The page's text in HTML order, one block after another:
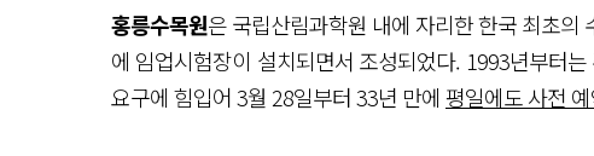
홍릉수목원은 국립산림과학원 내에 자리한 한국 최초의
에 임업시험장이 설치되면서 조성되었다. 1993년부터
요구에 힘입어 3월 28일부터 33년 만에 평일에도 사전